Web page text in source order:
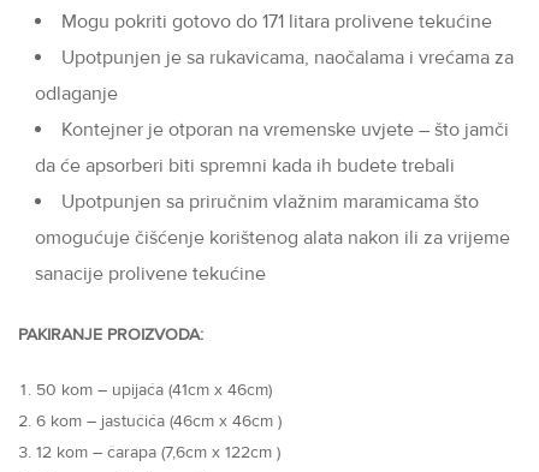
Mogu pokriti gotovo do 171 litara prolivene tekućine
Upotpunjen je sa rukavicama, naočalama i vrećama za
odlaganje
Kontejner je otporan na vremenske uvjete – što jamči
da će apsorberi biti spremni kada ih budete trebali
Upotpunjen sa priručnim vlažnim maramicama što
omogućuje čišćenje korištenog alata nakon ili za vrijeme
sanacije prolivene tekućine
PAKIRANJE PROIZVODA:
50 kom – upijaća (41cm x 46cm)
6 kom – jastučića (46cm x 46cm )
12 kom – čarapa (7,6cm x 122cm )